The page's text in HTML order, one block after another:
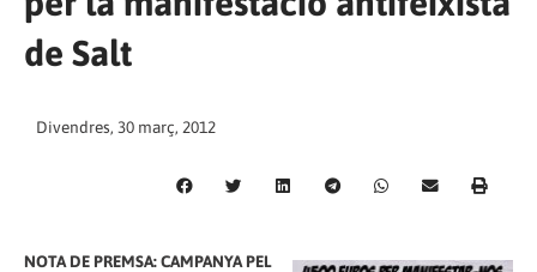
de Salt
Divendres, 30 març, 2012
NOTA DE PREMSA: CAMPANYA PEL